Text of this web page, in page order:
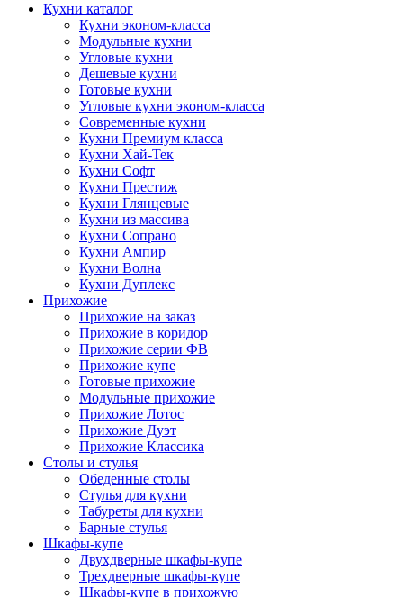
Кухни каталог
Кухни эконом-класса
Модульные кухни
Угловые кухни
Дешевые кухни
Готовые кухни
Угловые кухни эконом-класса
Современные кухни
Кухни Премиум класса
Кухни Хай-Тек
Кухни Софт
Кухни Престиж
Кухни Глянцевые
Кухни из массива
Кухни Сопрано
Кухни Ампир
Кухни Волна
Кухни Дуплекс
Прихожие
Прихожие на заказ
Прихожие в коридор
Прихожие серии ФВ
Прихожие купе
Готовые прихожие
Модульные прихожие
Прихожие Лотос
Прихожие Дуэт
Прихожие Классика
Столы и стулья
Обеденные столы
Стулья для кухни
Табуреты для кухни
Барные стулья
Шкафы-купе
Двухдверные шкафы-купе
Трехдверные шкафы-купе
Шкафы-купе в прихожую